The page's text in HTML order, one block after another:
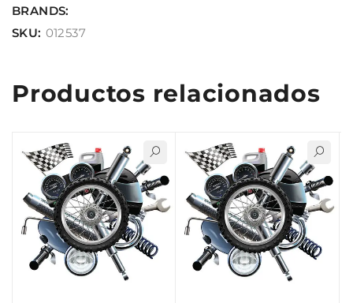
BRANDS:
SKU: 012537
Productos relacionados